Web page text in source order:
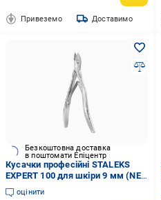
Привеземо Доставимо
Безкоштовна доставка
в поштомати Епіцентр
Кусачки професійні STALEKS
EXPERT 100 для шкіри 9 мм (NE-
100-9)
оцінити